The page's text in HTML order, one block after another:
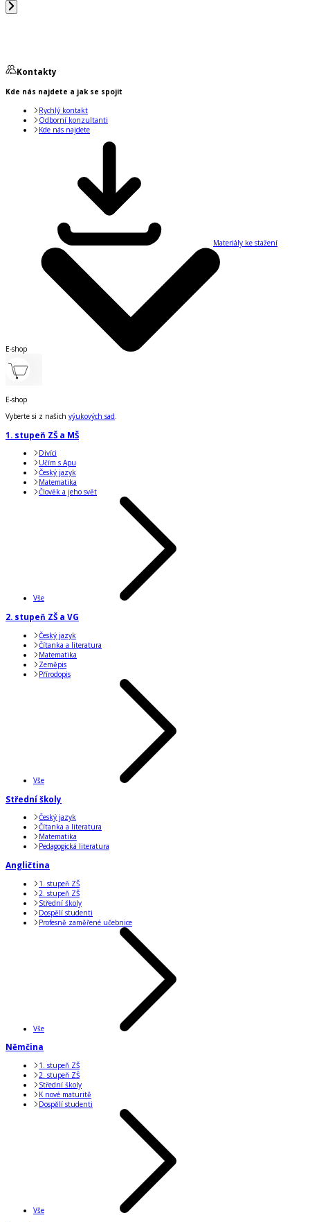
Kontakty
Kde nás najdete a jak se spojit
Rychlý kontakt
Odborní konzultanti
Kde nás najdete
Materiály ke stažení
E-shop
E-shop
Vyberte si z našich výukových sad.
1. stupeň ZŠ a MŠ
Divíci
Učím s Apu
Český jazyk
Matematika
Člověk a jeho svět
Vše
2. stupeň ZŠ a VG
Český jazyk
Čítanka a literatura
Matematika
Zeměpis
Přírodopis
Vše
Střední školy
Český jazyk
Čítanka a literatura
Matematika
Pedagogická literatura
Angličtina
1. stupeň ZŠ
2. stupeň ZŠ
Střední školy
Dospělí studenti
Profesně zaměřené učebnice
Vše
Němčina
1. stupeň ZŠ
2. stupeň ZŠ
Střední školy
K nové maturitě
Dospělí studenti
Vše